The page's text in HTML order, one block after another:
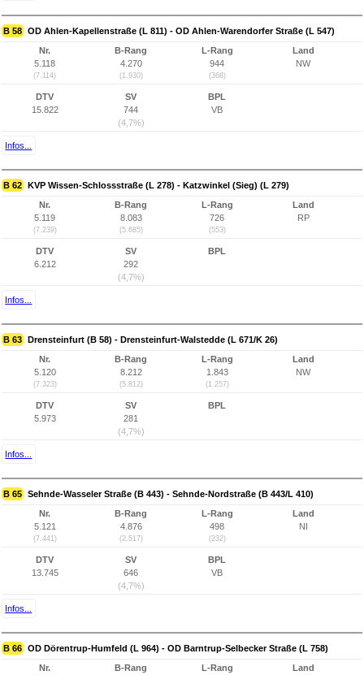
B 58 OD Ahlen-Kapellenstraße (L 811) - OD Ahlen-Warendorfer Straße (L 547)
Nr.
5.118
(7.114)
B-Rang
4.270
(1.930)
L-Rang
944
(368)
Land
NW
DTV
15.822
SV
744
(4,7%)
BPL
VB
Infos...
B 62 KVP Wissen-Schlossstraße (L 278) - Katzwinkel (Sieg) (L 279)
Nr.
5.119
(7.239)
B-Rang
8.083
(5.685)
L-Rang
726
(553)
Land
RP
DTV
6.212
SV
292
(4,7%)
BPL
Infos...
B 63 Drensteinfurt (B 58) - Drensteinfurt-Walstedde (L 671/K 26)
Nr.
5.120
(7.323)
B-Rang
8.212
(5.812)
L-Rang
1.843
(1.257)
Land
NW
DTV
5.973
SV
281
(4,7%)
BPL
Infos...
B 65 Sehnde-Wasseler Straße (B 443) - Sehnde-Nordstraße (B 443/L 410)
Nr.
5.121
(7.441)
B-Rang
4.876
(2.517)
L-Rang
498
(232)
Land
NI
DTV
13.745
SV
646
(4,7%)
BPL
VB
Infos...
B 66 OD Dörentrup-Humfeld (L 964) - OD Barntrup-Selbecker Straße (L 758)
Nr.
B-Rang
L-Rang
Land